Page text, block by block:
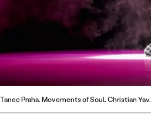
Tanec Praha. Movements of Soul. Christian Yav.